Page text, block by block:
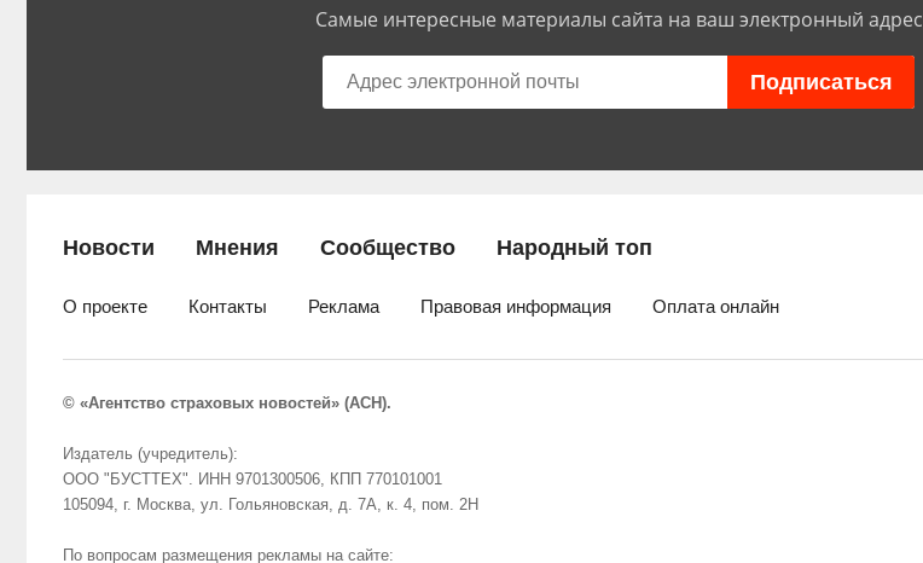
Самые интересные материалы сайта на ваш электронный адрес
Новости Мнения Сообщество Народный топ
О проекте Контакты Реклама Правовая информация Оплата онлайн
© «Агентство страховых новостей» (АСН).
Издатель (учредитель):
ООО "БУСТТЕХ". ИНН 9701300506, КПП 770101001
105094, г. Москва, ул. Гольяновская, д. 7А, к. 4, пом. 2Н
По вопросам размещения рекламы на сайте: